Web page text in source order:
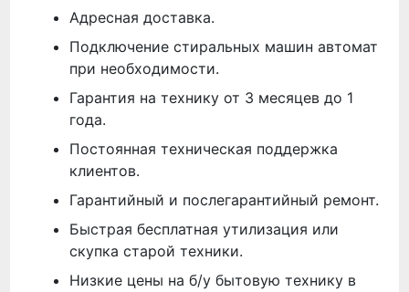
Адресная доставка.
Подключение стиральных машин автомат
при необходимости.
Гарантия на технику от 3 месяцев до 1
года.
Постоянная техническая поддержка
клиентов.
Гарантийный и послегарантийный ремонт.
Быстрая бесплатная утилизация или
скупка старой техники.
Низкие цены на б/у бытовую технику в